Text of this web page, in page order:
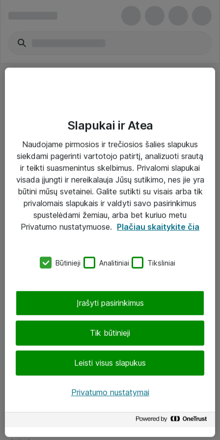
Paslaugos
Sprendimai
Įgyvendinti projektai
Atea ekspertų patarimai verslui
eShop@atea.lt
LinkedIn
Slapukai ir Atea
Naudojame pirmosios ir trečiosios šalies slapukus
siekdami pagerinti vartotojo patirtį, analizuoti srautą
ir teikti suasmenintus skelbimus. Privalomi slapukai
visada įjungti ir nereikalauja Jūsų sutikimo, nes jie yra
būtini mūsų svetainei. Galite sutikti su visais arba tik
privalomais slapukais ir valdyti savo pasirinkimus
spustelėdami žemiau, arba bet kuriuo metu
Privatumo nustatymuose. Plačiau skaitykite čia
Būtinieji Analitiniai Tiksliniai
Tik būtinieji
Leisti visus slapukus
Įrašyti pasirinkimus
Privatumo nustatymai